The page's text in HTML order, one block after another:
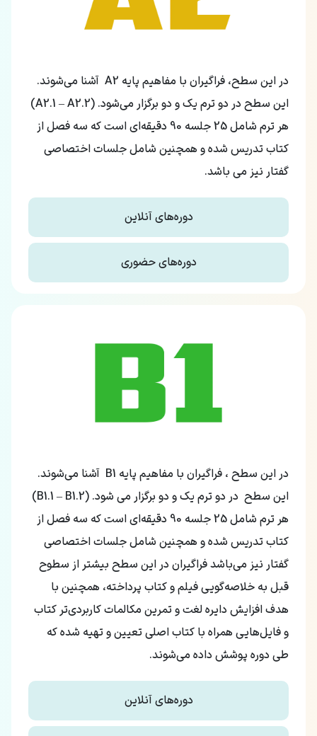
در این سطح، فراگیران با مفاهیم پایه A2 آشنا می‌شوند.
این سطح در دو ترم یک و دو برگزار می‌شود. (A2.1 – A2.2)
هر ترم شامل 25 جلسه 90 دقیقه‌ای است که سه فصل از
کتاب تدریس شده و همچنین شامل جلسات اختصاصی
گفتار نیز می باشد.
دوره‌های آنلاین
دوره‌های حضوری
در این سطح ، فراگیران با مفاهیم پایه B1 آشنا می‌شوند.
این سطح در دو ترم یک و دو برگزار می شود. (B1.1 – B1.2)
هر ترم شامل 25 جلسه 90 دقیقه‌ای است که سه فصل از
کتاب تدریس شده و همچنین شامل جلسات اختصاصی
گفتار نیز می‌باشد فراگیران در این سطح بیشتر از سطوح
قبل به خلاصه‌گویی فیلم و کتاب پرداخته، همچنین با
هدف افزایش دایره لغت و تمرین مکالمات کاربردی‌تر کتاب
و فایل‌هایی همراه با کتاب اصلی تعیین و تهیه شده که
طی دوره پوشش داده می‌شوند.
دوره‌های آنلاین